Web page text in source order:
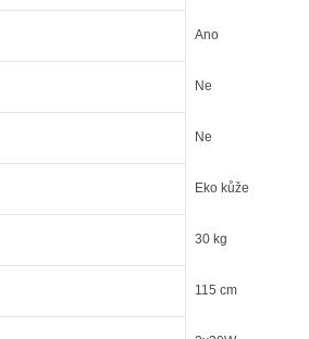
Ano
Ne
Ne
Eko kůže
30 kg
115 cm